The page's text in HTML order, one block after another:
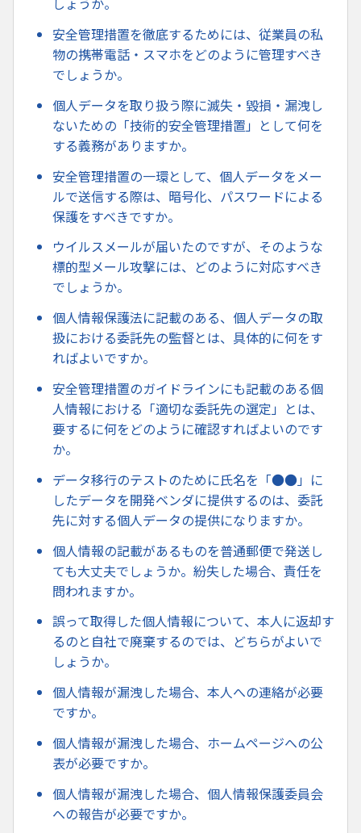
安全管理措置を徹底するためには、従業員の私
物の携帯電話・スマホをどのように管理すべき
でしょうか。
個人データを取り扱う際に滅失・毀損・漏洩し
ないための「技術的安全管理措置」として何を
する義務がありますか。
安全管理措置の一環として、個人データをメー
ルで送信する際は、暗号化、パスワードによる
保護をすべきですか。
ウイルスメールが届いたのですが、そのような
標的型メール攻撃には、どのように対応すべき
でしょうか。
個人情報保護法に記載のある、個人データの取
扱における委託先の監督とは、具体的に何をす
ればよいですか。
安全管理措置のガイドラインにも記載のある個
人情報における「適切な委託先の選定」とは、
要するに何をどのように確認すればよいのです
か。
データ移行のテストのために氏名を「●●」に
したデータを開発ベンダに提供するのは、委託
先に対する個人データの提供になりますか。
個人情報の記載があるものを普通郵便で発送し
ても大丈夫でしょうか。紛失した場合、責任を
問われますか。
誤って取得した個人情報について、本人に返却す
るのと自社で廃棄するのでは、どちらがよいで
しょうか。
個人情報が漏洩した場合、本人への連絡が必要
ですか。
個人情報が漏洩した場合、ホームページへの公
表が必要ですか。
個人情報が漏洩した場合、個人情報保護委員会
への報告が必要ですか。